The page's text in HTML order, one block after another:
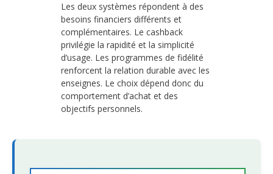
Les deux systèmes répondent à des
besoins financiers différents et
complémentaires. Le cashback
privilégie la rapidité et la simplicité
d’usage. Les programmes de fidélité
renforcent la relation durable avec les
enseignes. Le choix dépend donc du
comportement d’achat et des
objectifs personnels.